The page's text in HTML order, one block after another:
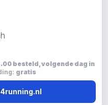
besteld, volgende dag in
gratis